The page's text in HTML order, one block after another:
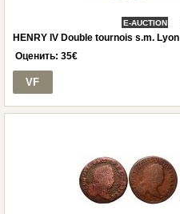
E-AUCTION
HENRY IV Double tournois s.m. Lyon
Оценить: 35€
VF